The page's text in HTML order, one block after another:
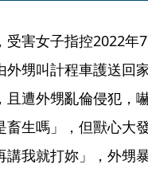
受害女子指控2022年
外甥叫計程車護送回
且遭外甥亂倫侵犯，
畜生嗎」，但獸心大
講我就打妳」，外甥